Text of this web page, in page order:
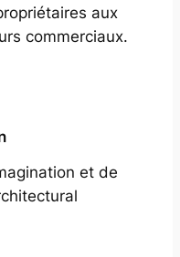
aux
commerciaux.
et de